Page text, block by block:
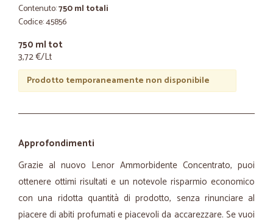
Contenuto:750 ml totali
Codice: 45856
750 ml tot
3,72 €/Lt
Prodotto temporaneamente non disponibile
Approfondimenti
Grazie al nuovo Lenor Ammorbidente Concentrato, puoi
ottenere ottimi risultati e un notevole risparmio economico
con una ridotta quantità di prodotto, senza rinunciare al
piacere di abiti profumati e piacevoli da accarezzare. Se vuoi